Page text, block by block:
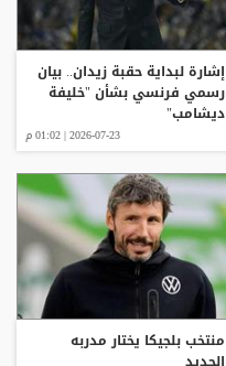
إشارة لبداية حقبة زيدان.. بيان
رسمي فرنسي بشأن "خليفة
ديشامب"
2026-07-23 | 01:02 م
منتخب بلجيكا يختار مدربه
الجديد